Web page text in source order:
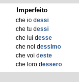
Imperfeito
che io dessi
che tu dessi
che lui desse
che noi dessimo
che voi deste
che loro dessero